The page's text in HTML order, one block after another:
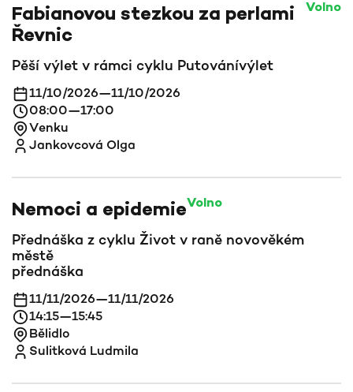
Fabianovou stezkou za perlami
Řevnic
Volno
Pěší výlet v rámci cyklu Putovánívýlet
11/10/2026—11/10/2026
08:00—17:00
Venku
Jankovcová Olga
Nemoci a epidemieVolno
Přednáška z cyklu Život v raně novověkém
městě
přednáška
11/11/2026—11/11/2026
14:15—15:45
Bělidlo
Sulitková Ludmila